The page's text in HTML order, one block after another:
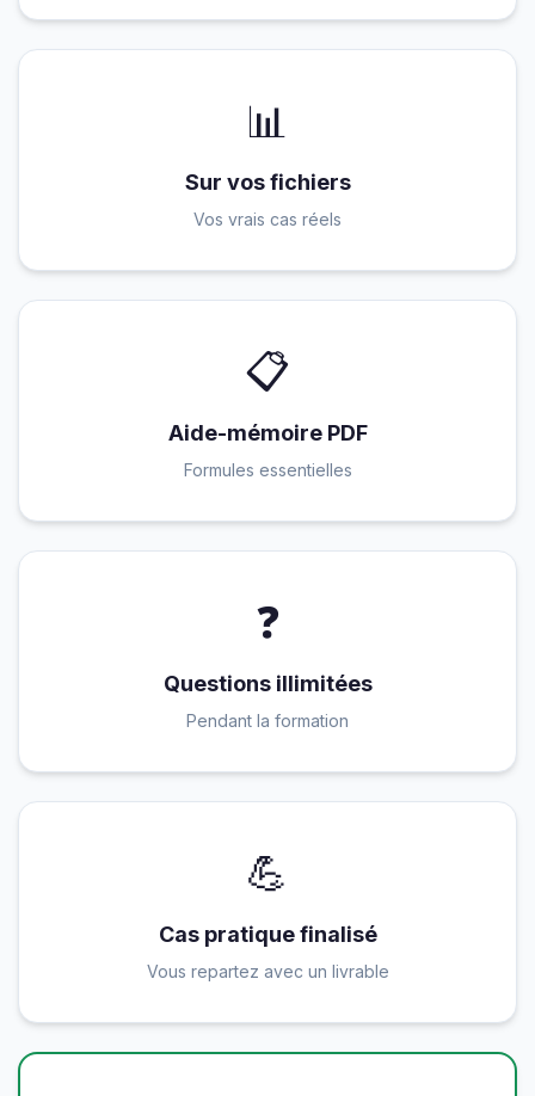
📊
Sur vos fichiers
Vos vrais cas réels
📋
Aide-mémoire PDF
Formules essentielles
❓
Questions illimitées
Pendant la formation
💪
Cas pratique finalisé
Vous repartez avec un livrable